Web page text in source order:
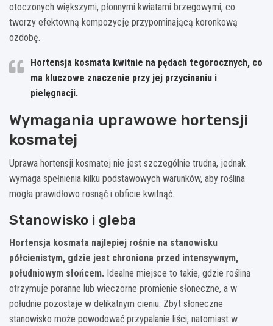
otoczonych większymi, płonnymi kwiatami brzegowymi, co
tworzy efektowną kompozycję przypominającą koronkową
ozdobę.
Hortensja kosmata kwitnie na pędach tegorocznych, co
ma kluczowe znaczenie przy jej przycinaniu i
pielęgnacji.
Wymagania uprawowe hortensji
kosmatej
Uprawa hortensji kosmatej nie jest szczególnie trudna, jednak
wymaga spełnienia kilku podstawowych warunków, aby roślina
mogła prawidłowo rosnąć i obficie kwitnąć.
Stanowisko i gleba
Hortensja kosmata najlepiej rośnie na stanowisku
półcienistym, gdzie jest chroniona przed intensywnym,
południowym słońcem. Idealne miejsce to takie, gdzie roślina
otrzymuje poranne lub wieczorne promienie słoneczne, a w
południe pozostaje w delikatnym cieniu. Zbyt słoneczne
stanowisko może powodować przypalanie liści, natomiast w